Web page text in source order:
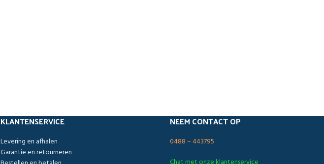
KLANTENSERVICE
Levering en afhalen
Garantie en retourneren
NEEM CONTACT OP
0488 – 443795